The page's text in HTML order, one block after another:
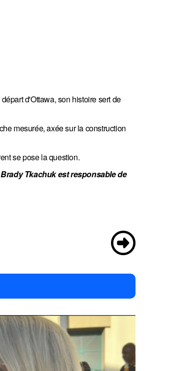
d'Ottawa, son histoire sert de
mesurée, axée sur la construction
se pose la question.
Tkachuk est responsable de